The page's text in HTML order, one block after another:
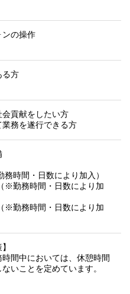
ンの操作
る方
会貢献をしたい方
業務を遂行できる方
時間・日数により加入）
※勤務時間・日数により加
務時間・日数により加
間中においては、休憩時間
いことを定めています。